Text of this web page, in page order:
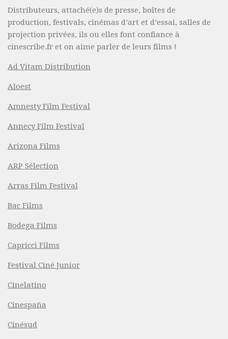
Distributeurs, attaché(e)s de presse, boîtes de
production, festivals, cinémas d’art et d’essai, salles de
projection privées, ils ou elles font confiance à
cinescribe.fr et on aime parler de leurs films !
Ad Vitam Distribution
Aloest
Amnesty Film Festival
Annecy Film Festival
Arizona Films
ARP Sélection
Arras Film Festival
Bac Films
Bodega Films
Capricci Films
Festival Ciné Junior
Cinelatino
Cinespaña
Cinésud